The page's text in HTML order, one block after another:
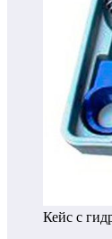
Кейс с